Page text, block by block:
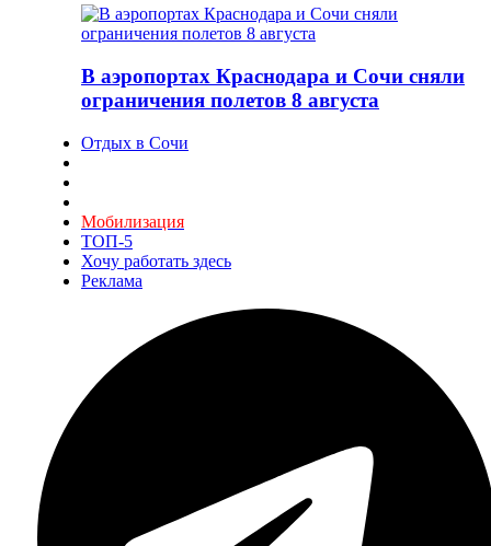
В аэропортах Краснодара и Сочи сняли
ограничения полетов 8 августа
Отдых в Сочи
Мобилизация
ТОП-5
Хочу работать здесь
Реклама